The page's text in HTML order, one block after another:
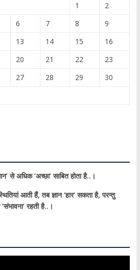
1
2
6 7 8
9
13 14 15
16
20 21 22
23
27 28 29
30
से अधिक ‘अच्छा’ साबित होता है..।
आती हैं,तब ज्ञान ‘हार’ सकता है,परन्तु
रहती है..।